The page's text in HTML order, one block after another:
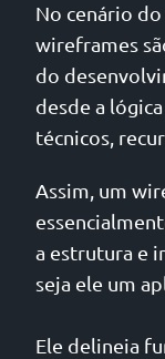
No cenário
wireframes
do
desde a
técnicos,
Assim, um
a estrutura e
seja ele um
Ele delineia